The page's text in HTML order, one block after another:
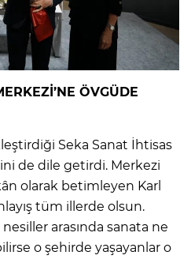
ÖVGÜDE
Seka Sanat İhtisas
de dile getirdi. Merkezi
olarak betimleyen Karl
tüm illerde olsun.
arasında sanata ne
o şehirde yaşayanlar o